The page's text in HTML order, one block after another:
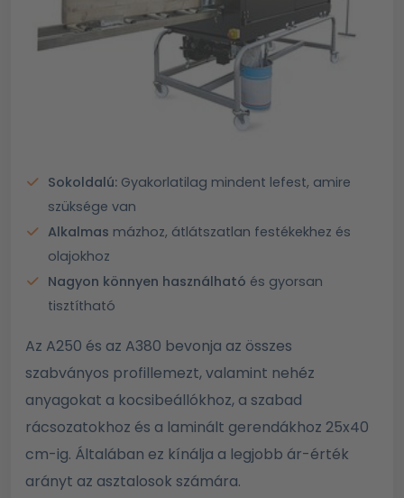
Sokoldalú: Gyakorlatilag mindent lefest, amire
szüksége van
Alkalmas mázhoz, átlátszatlan festékekhez és
olajokhoz
Nagyon könnyen használható és gyorsan
tisztítható
Az A250 és az A380 bevonja az összes
szabványos profillemezt, valamint nehéz
anyagokat a kocsibeállókhoz, a szabad
rácsozatokhoz és a laminált gerendákhoz 25x40
cm-ig. Általában ez kínálja a legjobb ár-érték
arányt az asztalosok számára.